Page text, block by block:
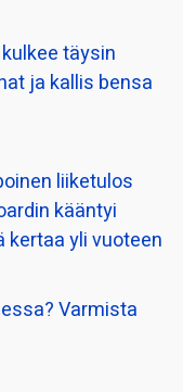
täysin
ja kallis bensa
liiketulos
kääntyi
yli vuoteen
Varmista